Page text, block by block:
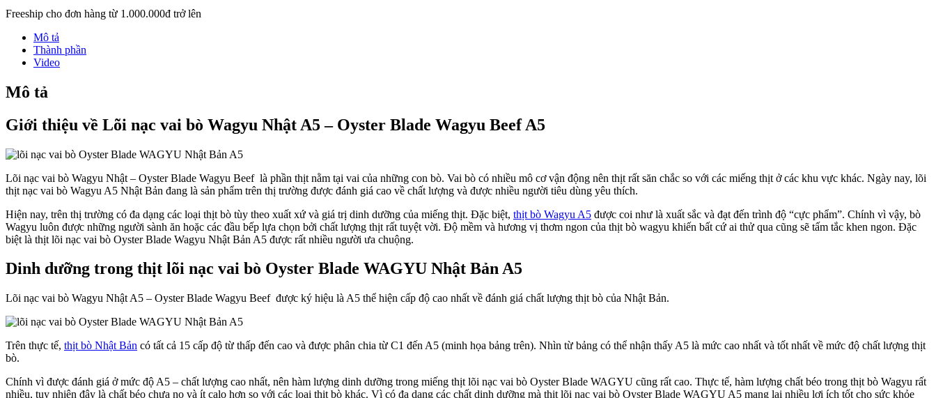
Freeship cho đơn hàng từ 1.000.000đ trở lên
Mô tả
Thành phần
Video
Mô tả
Giới thiệu về Lõi nạc vai bò Wagyu Nhật A5 – Oyster Blade Wagyu Beef A5
Lõi nạc vai bò Wagyu Nhật – Oyster Blade Wagyu Beef là phần thịt nằm tại vai của những con bò. Vai bò có nhiều mô cơ vận động nên thịt rất săn chắc so với các miếng thịt ở các khu vực khác. Ngày nay, lõi
thịt nạc vai bò Wagyu A5 Nhật Bản đang là sản phẩm trên thị trường được đánh giá cao về chất lượng và được nhiều người tiêu dùng yêu thích.
Hiện nay, trên thị trường có đa dạng các loại thịt bò tùy theo xuất xứ và giá trị dinh dưỡng của miếng thịt. Đặc biệt, thịt bò Wagyu A5 được coi như là xuất sắc và đạt đến trình độ “cực phẩm”. Chính vì vậy, bò
Wagyu luôn được những người sành ăn hoặc các đầu bếp lựa chọn bởi chất lượng thịt rất tuyệt vời. Độ mềm và hương vị thơm ngon của thịt bò wagyu khiến bất cứ ai thử qua cũng sẽ tấm tắc khen ngon. Đặc
biệt là thịt lõi nạc vai bò Oyster Blade Wagyu Nhật Bản A5 được rất nhiều người ưa chuộng.
Dinh dưỡng trong thịt lõi nạc vai bò Oyster Blade WAGYU Nhật Bản A5
Lõi nạc vai bò Wagyu Nhật A5 – Oyster Blade Wagyu Beef được ký hiệu là A5 thể hiện cấp độ cao nhất về đánh giá chất lượng thịt bò của Nhật Bản.
Trên thực tế, thịt bò Nhật Bản có tất cả 15 cấp độ từ thấp đến cao và được phân chia từ C1 đến A5 (minh họa bảng trên). Nhìn từ bảng có thể nhận thấy A5 là mức cao nhất và tốt nhất về mức độ chất lượng thịt
bò.
Chính vì được đánh giá ở mức độ A5 – chất lượng cao nhất, nên hàm lượng dinh dưỡng trong miếng thịt lõi nạc vai bò Oyster Blade WAGYU cũng rất cao. Thực tế, hàm lượng chất béo trong thịt bò Wagyu rất
nhiều, tuy nhiên đây là chất béo chưa no và ít calo hơn so với các loại thịt bò khác. Vì có đa dạng các chất dinh dưỡng mà thịt lõi nạc vai bò Oyster Blade WAGYU A5 mang lại nhiều lợi ích tốt cho sức khỏe